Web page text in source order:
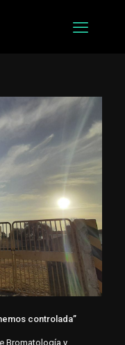
controlada”
Bromatología y